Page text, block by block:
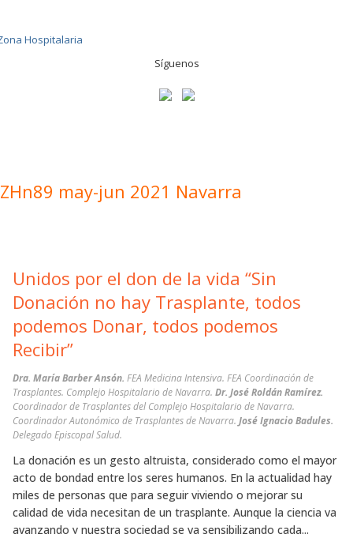
Síguenos
ZHn89 may-jun 2021 Navarra
Unidos por el don de la vida “Sin
Donación no hay Trasplante, todos
podemos Donar, todos podemos
Recibir”
Dra. María Barber Ansón. FEA Medicina Intensiva. FEA Coordinación de
Trasplantes. Complejo Hospitalario de Navarra. Dr. José Roldán Ramírez.
Coordinador de Trasplantes del Complejo Hospitalario de Navarra.
Coordinador Autonómico de Trasplantes de Navarra. José Ignacio Badules.
Delegado Episcopal Salud.
La donación es un gesto altruista, considerado como el mayor
acto de bondad entre los seres humanos. En la actualidad hay
miles de personas que para seguir viviendo o mejorar su
calidad de vida necesitan de un trasplante. Aunque la ciencia va
avanzando y nuestra sociedad se va sensibilizando cada...